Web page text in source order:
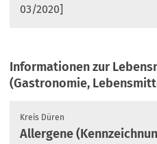
03/2020]
Informationen zur
(Gastronomie,
Kreis Düren
Allergene